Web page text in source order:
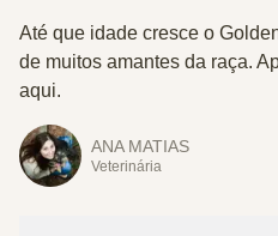
Até que idade cresce o
de muitos amantes da raça.
aqui.
ANA MATIAS
Veterinária